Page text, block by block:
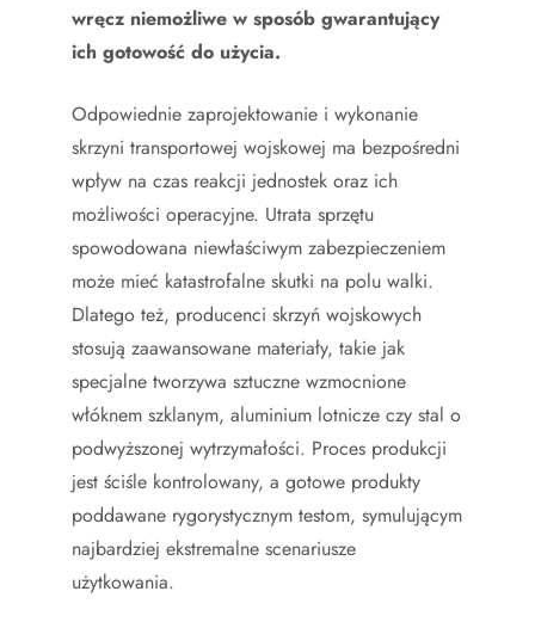
wręcz niemożliwe w sposób gwarantujący
ich gotowość do użycia.
Odpowiednie zaprojektowanie i wykonanie
skrzyni transportowej wojskowej ma bezpośredni
wpływ na czas reakcji jednostek oraz ich
możliwości operacyjne. Utrata sprzętu
spowodowana niewłaściwym zabezpieczeniem
może mieć katastrofalne skutki na polu walki.
Dlatego też, producenci skrzyń wojskowych
stosują zaawansowane materiały, takie jak
specjalne tworzywa sztuczne wzmocnione
włóknem szklanym, aluminium lotnicze czy stal o
podwyższonej wytrzymałości. Proces produkcji
jest ściśle kontrolowany, a gotowe produkty
poddawane rygorystycznym testom, symulującym
najbardziej ekstremalne scenariusze
użytkowania.